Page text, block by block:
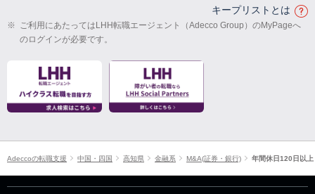
キープリストとは
※ ご利用にあたってはLHH転職エージェント（Adecco Group）のMyPageへ
のログインが必要です。
Adeccoの転職支援 中国・四国 高知県 金融系 M&A(証券・銀行) 年間休日120日以上